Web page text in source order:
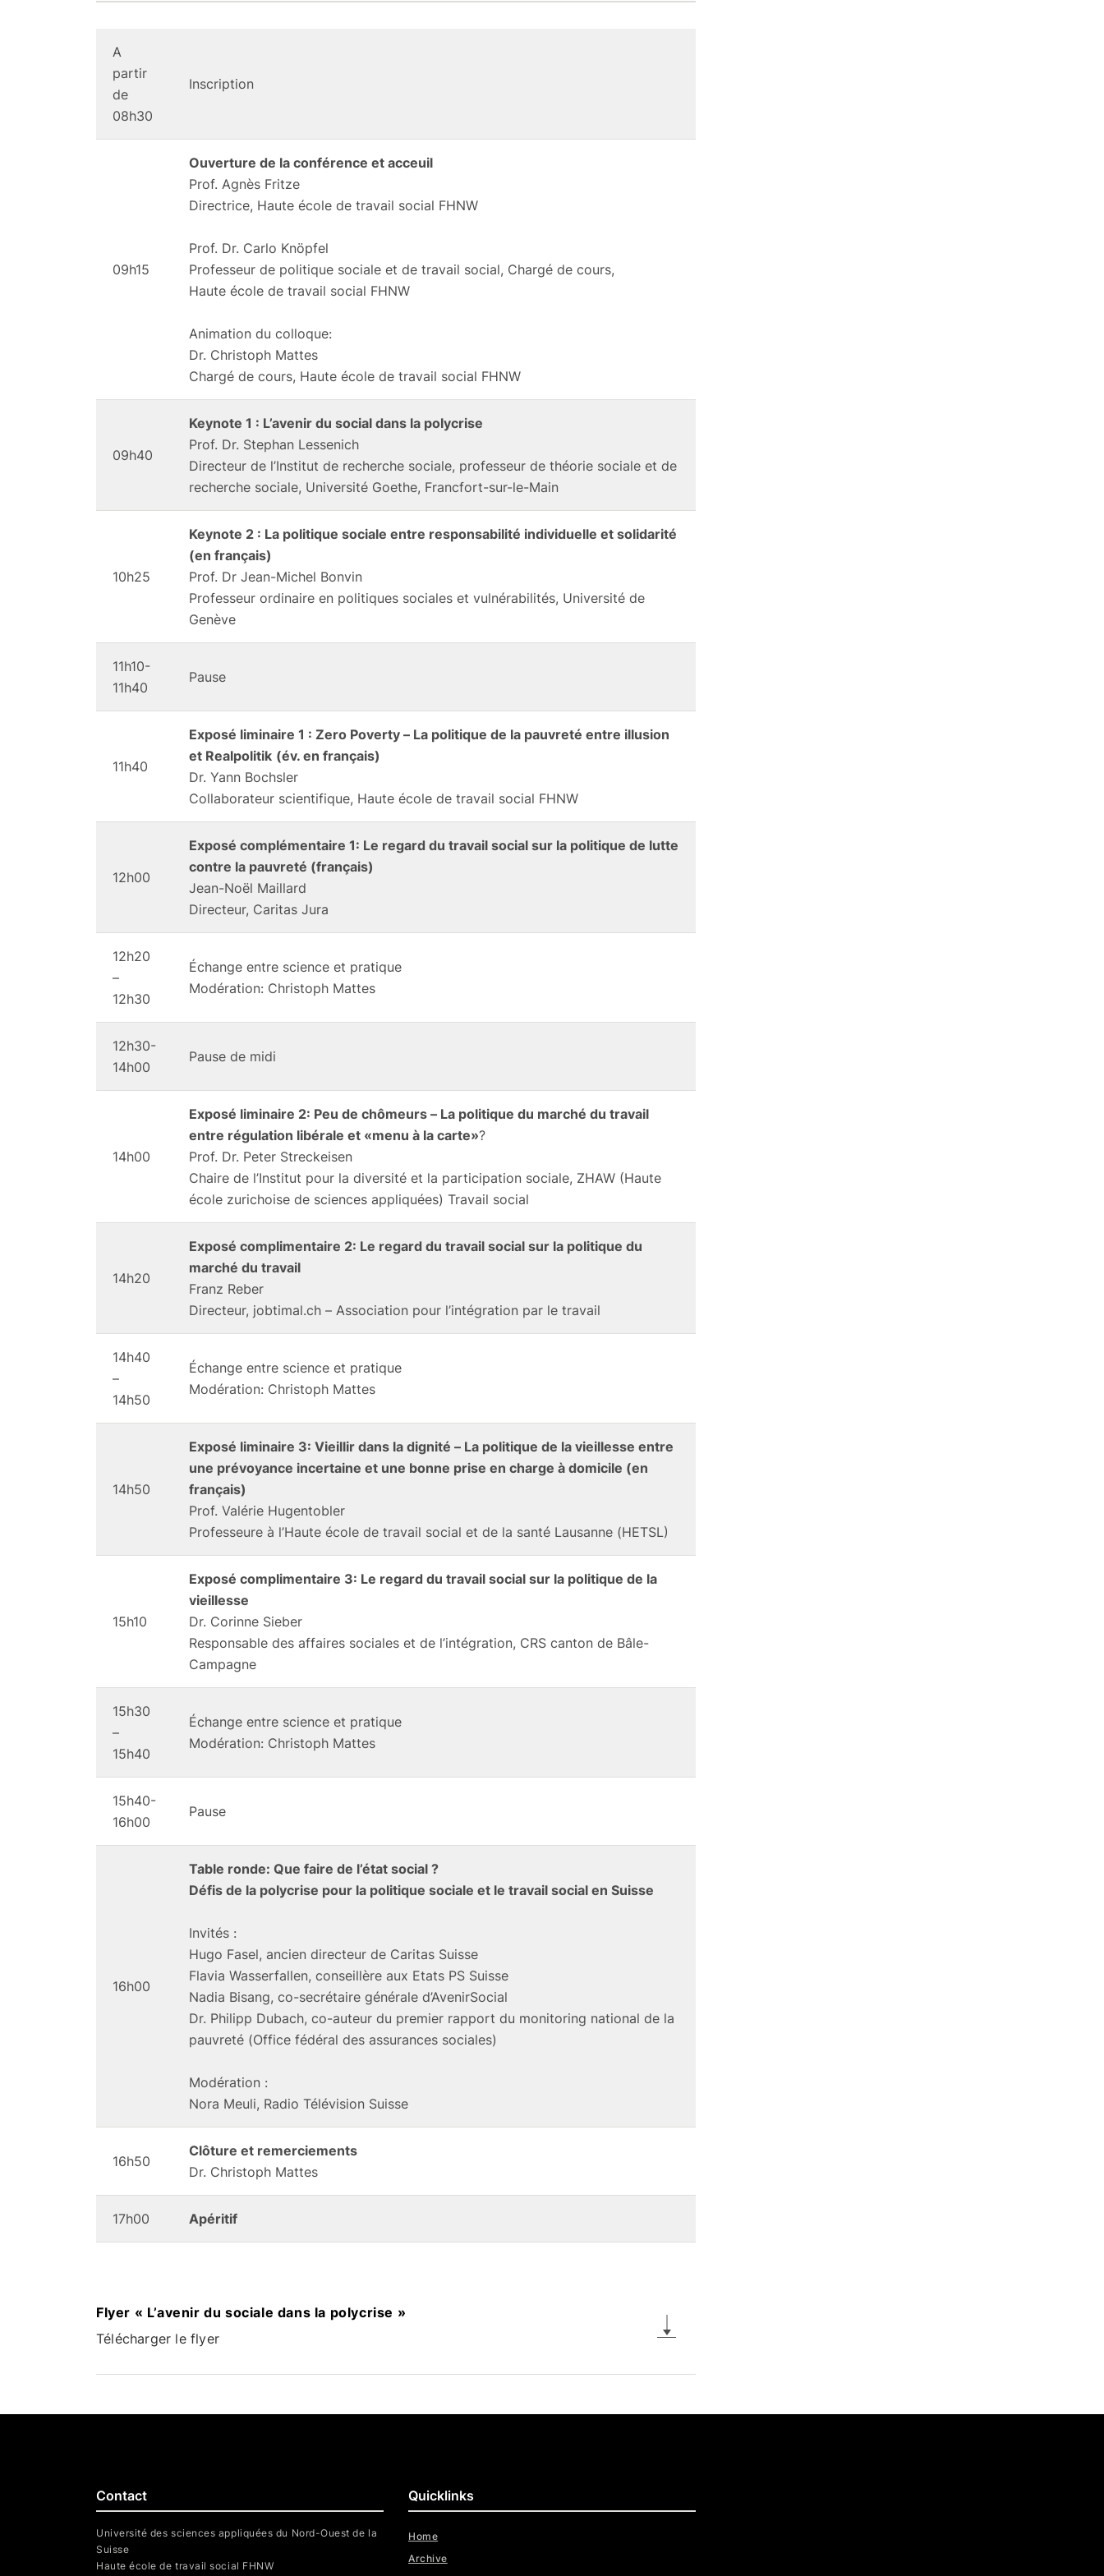
A
partir
de
08h30
Inscription
09h15
Ouverture de la conférence et acceuil
Prof. Agnès Fritze
Directrice, Haute école de travail social FHNW
Prof. Dr. Carlo Knöpfel
Professeur de politique sociale et de travail social, Chargé de cours,
Haute école de travail social FHNW
Animation du colloque:
Dr. Christoph Mattes
Chargé de cours, Haute école de travail social FHNW
09h40
Keynote 1 : L’avenir du social dans la polycrise
Prof. Dr. Stephan Lessenich
Directeur de l’Institut de recherche sociale, professeur de théorie sociale et de
recherche sociale, Université Goethe, Francfort-sur-le-Main
10h25
Keynote 2 : La politique sociale entre responsabilité individuelle et solidarité
(en français)
Prof. Dr Jean-Michel Bonvin
Professeur ordinaire en politiques sociales et vulnérabilités, Université de
Genève
11h10-
11h40
Pause
11h40
Exposé liminaire 1 : Zero Poverty – La politique de la pauvreté entre illusion
et Realpolitik (év. en français)
Dr. Yann Bochsler
Collaborateur scientifique, Haute école de travail social FHNW
12h00
Exposé complémentaire 1: Le regard du travail social sur la politique de lutte
contre la pauvreté (français)
Jean-Noël Maillard
Directeur, Caritas Jura
12h20
–
12h30
Échange entre science et pratique
Modération: Christoph Mattes
12h30-
14h00
Pause de midi
14h00
Exposé liminaire 2: Peu de chômeurs – La politique du marché du travail
entre régulation libérale et «menu à la carte»?
Prof. Dr. Peter Streckeisen
Chaire de l’Institut pour la diversité et la participation sociale, ZHAW (Haute
école zurichoise de sciences appliquées) Travail social
14h20
Exposé complimentaire 2: Le regard du travail social sur la politique du
marché du travail
Franz Reber
Directeur, jobtimal.ch – Association pour l’intégration par le travail
14h40
–
14h50
Échange entre science et pratique
Modération: Christoph Mattes
14h50
Exposé liminaire 3: Vieillir dans la dignité – La politique de la vieillesse entre
une prévoyance incertaine et une bonne prise en charge à domicile (en
français)
Prof. Valérie Hugentobler
Professeure à l’Haute école de travail social et de la santé Lausanne (HETSL)
15h10
Exposé complimentaire 3: Le regard du travail social sur la politique de la
vieillesse
Dr. Corinne Sieber
Responsable des affaires sociales et de l’intégration, CRS canton de Bâle-
Campagne
15h30
–
15h40
Échange entre science et pratique
Modération: Christoph Mattes
15h40-
16h00
Pause
16h00
Table ronde: Que faire de l’état social ?
Défis de la polycrise pour la politique sociale et le travail social en Suisse
Invités :
Hugo Fasel, ancien directeur de Caritas Suisse
Flavia Wasserfallen, conseillère aux Etats PS Suisse
Nadia Bisang, co-secrétaire générale d’AvenirSocial
Dr. Philipp Dubach, co-auteur du premier rapport du monitoring national de la
pauvreté (Office fédéral des assurances sociales)
Modération :
Nora Meuli, Radio Télévision Suisse
16h50
Clôture et remerciements
Dr. Christoph Mattes
17h00 Apéritif
Flyer « L’avenir du sociale dans la polycrise »
Télécharger le flyer
Contact
Université des sciences appliquées du Nord-Ouest de la
Suisse
Haute école de travail social FHNW
Quicklinks
Home
Archive